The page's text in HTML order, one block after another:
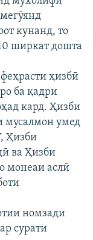
кунанд, то
ширкат дошта
ҳизбӣ
ба қадри
кард. Ҳизби
мусалмон умед
Ҳизби
ва Ҳизби
монеаи аслӣ
номзади
сурати